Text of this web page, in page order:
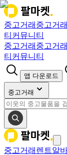
중고거래 중고거래
티 커뮤니티
중고거래 중고거래
티 커뮤니티
앱 다운로드
중고거래
중고거래 렌트알